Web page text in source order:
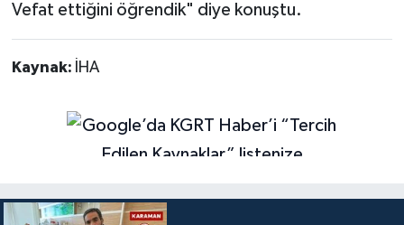
Vefat ettiğini öğrendik" diye konuştu.
Kaynak: İHA